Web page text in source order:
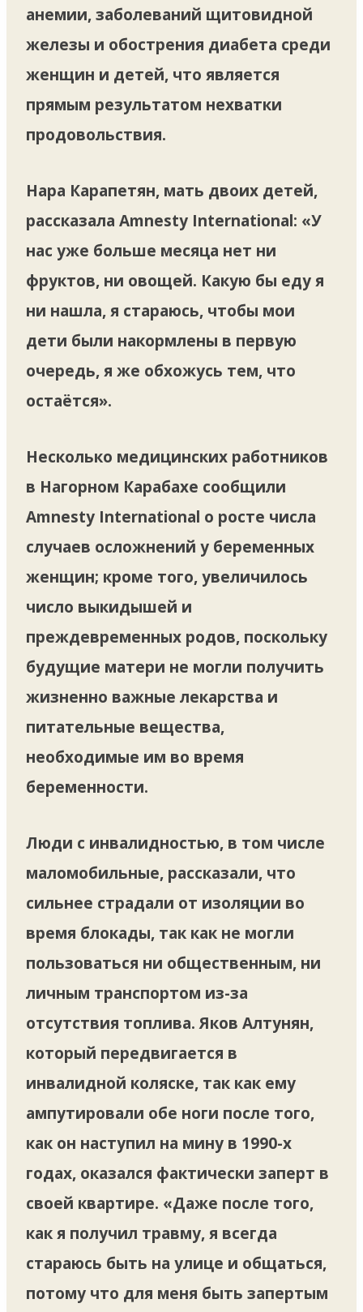
анемии, заболеваний щитовидной
железы и обострения диабета среди
женщин и детей, что является
прямым результатом нехватки
продовольствия.
Нара Карапетян, мать двоих детей,
рассказала Amnesty International: «У
нас уже больше месяца нет ни
фруктов, ни овощей. Какую бы еду я
ни нашла, я стараюсь, чтобы мои
дети были накормлены в первую
очередь, я же обхожусь тем, что
остаётся».
Несколько медицинских работников
в Нагорном Карабахе сообщили
Amnesty International о росте числа
случаев осложнений у беременных
женщин; кроме того, увеличилось
число выкидышей и
преждевременных родов, поскольку
будущие матери не могли получить
жизненно важные лекарства и
питательные вещества,
необходимые им во время
беременности.
Люди с инвалидностью, в том числе
маломобильные, рассказали, что
сильнее страдали от изоляции во
время блокады, так как не могли
пользоваться ни общественным, ни
личным транспортом из-за
отсутствия топлива. Яков Алтунян,
который передвигается в
инвалидной коляске, так как ему
ампутировали обе ноги после того,
как он наступил на мину в 1990-х
годах, оказался фактически заперт в
своей квартире. «Даже после того,
как я получил травму, я всегда
стараюсь быть на улице и общаться,
потому что для меня быть запертым